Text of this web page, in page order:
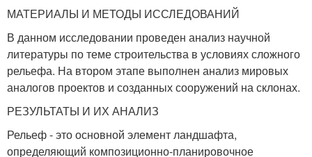
МАТЕРИАЛЫ И МЕТОДЫ ИССЛЕДОВАНИЙ
В данном исследовании проведен анализ научной
литературы по теме строительства в условиях сложного
рельефа. На втором этапе выполнен анализ мировых
аналогов проектов и созданных сооружений на склонах.
РЕЗУЛЬТАТЫ И ИХ АНАЛИЗ
Рельеф - это основной элемент ландшафта,
определяющий композиционно-планировочное